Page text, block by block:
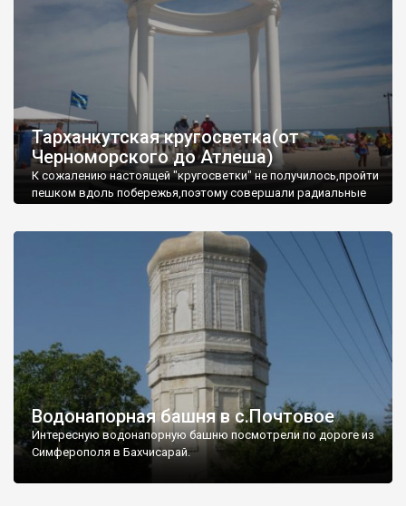
Тарханкутская кругосветка(от
Черноморского до Атлеша)
К сожалению настоящей "кругосветки" не получилось,пройти
пешком вдоль побережья,поэтому совершали радиальные
Водонапорная башня в с.Почтовое
Интересную водонапорную башню посмотрели по дороге из
Симферополя в Бахчисарай.